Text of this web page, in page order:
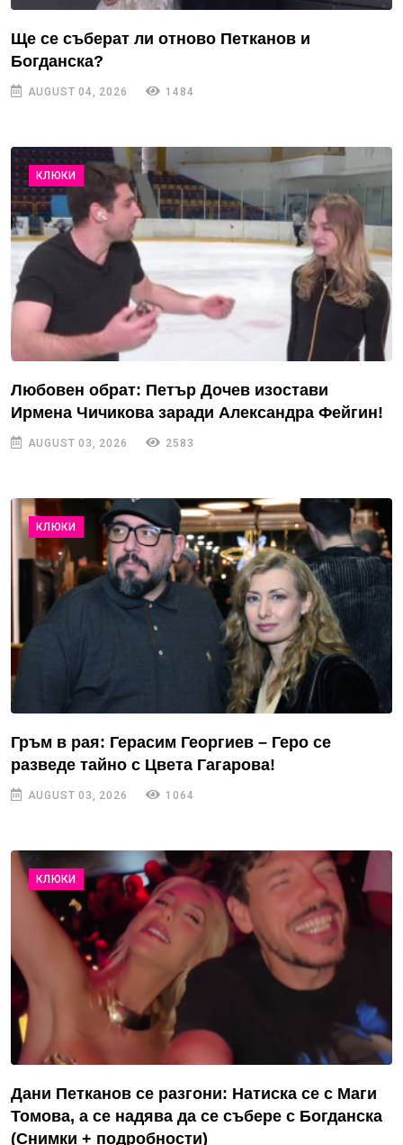
Ще се съберат ли отново Петканов и
Богданска?
AUGUST 04, 2026 1484
КЛЮКИ
Любовен обрат: Петър Дочев изостави
Ирмена Чичикова заради Александра Фейгин!
AUGUST 03, 2026 2583
КЛЮКИ
Гръм в рая: Герасим Георгиев – Геро се
разведе тайно с Цвета Гагарова!
AUGUST 03, 2026 1064
КЛЮКИ
Дани Петканов се разгони: Натиска се с Маги
Томова, а се надява да се събере с Богданска
(Снимки + подробности)